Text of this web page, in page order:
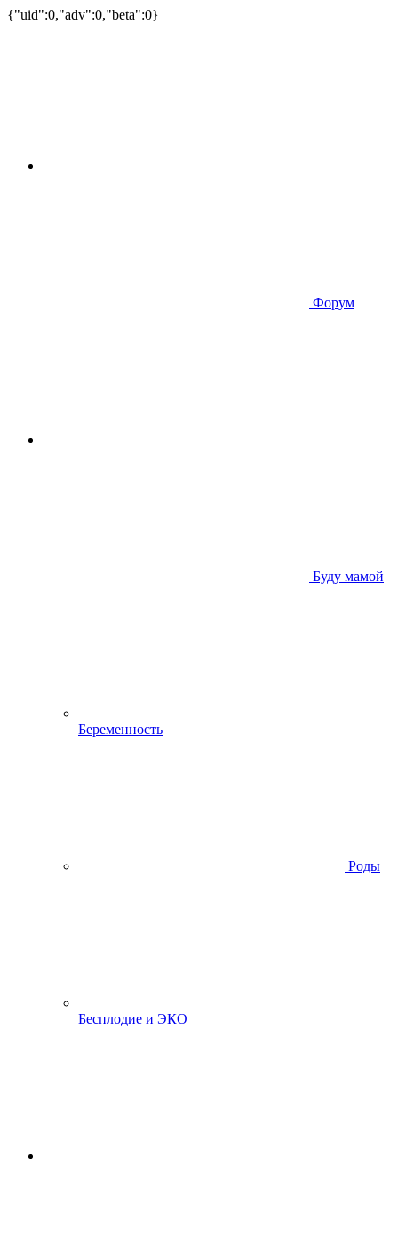
{"uid":0,"adv":0,"beta":0}
Форум
Буду мамой
Беременность
Роды
Бесплодие и ЭКО